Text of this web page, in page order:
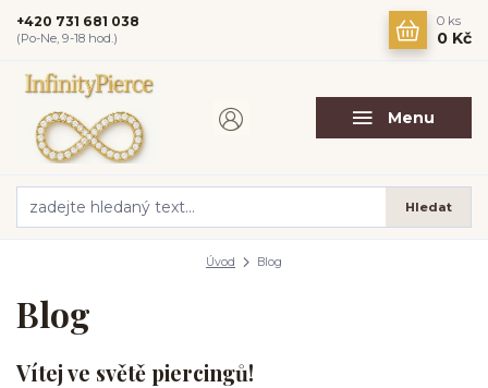
Menu
Hledat
+420 731 681 038
(Po-Ne, 9-18 hod.)
0 ks
0 Kč
Úvod Blog
Blog
Vítej ve světě piercingů!